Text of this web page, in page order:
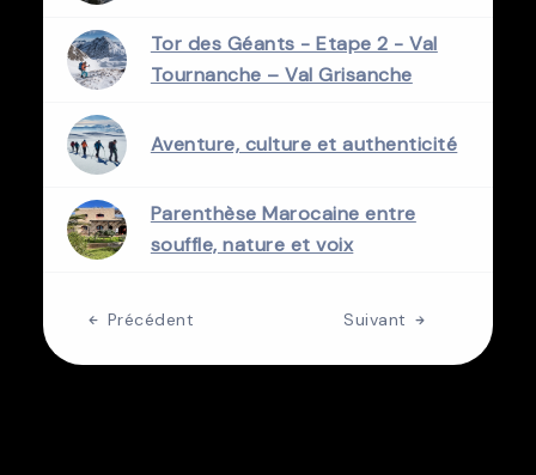
Tor des Géants - Etape 2 - Val
Tournanche – Val Grisanche
Aventure, culture et authenticité
Parenthèse Marocaine entre
souffle, nature et voix
Précédent Suivant